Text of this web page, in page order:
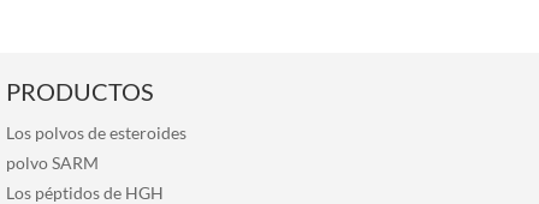
PRODUCTOS
Los polvos de esteroides
polvo SARM
Los péptidos de HGH